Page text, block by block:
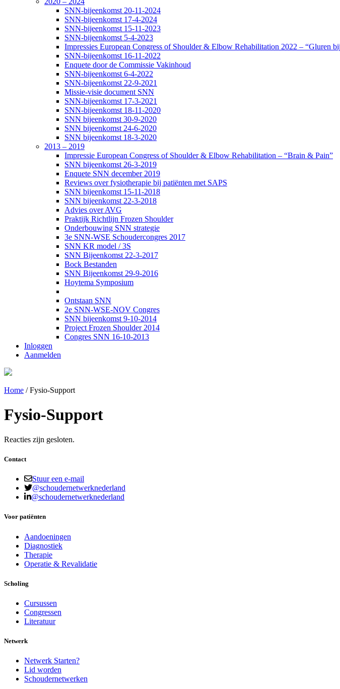
SNN-bijeenkomst 20-11-2024
SNN-bijeenkomst 17-4-2024
SNN-bijeenkomst 15-11-2023
SNN-bijeenkomst 5-4-2023
Impressies European Congress of Shoulder & Elbow Rehabilitation 2022 – “Gluren
SNN-bijeenkomst 16-11-2022
Enquete door de Commissie Vakinhoud
SNN-bijeenkomst 6-4-2022
SNN-bijeenkomst 22-9-2021
Missie-visie document SNN
SNN-bijeenkomst 17-3-2021
SNN-bijeenkomst 18-11-2020
SNN bijeenkomst 30-9-2020
SNN bijeenkomst 24-6-2020
SNN bijeenkomst 18-3-2020
2013 – 2019
Impressie European Congress of Shoulder & Elbow Rehabilitation – “Brain & Pain”
SNN bijeenkomst 26-3-2019
Enquete SNN december 2019
Reviews over fysiotherapie bij patiënten met SAPS
SNN bijeenkomst 15-11-2018
SNN bijeenkomst 22-3-2018
Advies over AVG
Praktijk Richtlijn Frozen Shoulder
Onderbouwing SNN strategie
3e SNN-WSE Schoudercongres 2017
SNN KR model / 3S
SNN Bijeenkomst 22-3-2017
Bock Bestanden
SNN Bijeenkomst 29-9-2016
Hoytema Symposium
Ontstaan SNN
2e SNN-WSE-NOV Congres
SNN bijeenkomst 9-10-2014
Project Frozen Shoulder 2014
Congres SNN 16-10-2013
Inloggen
Aanmelden
Home /Fysio-Support
Fysio-Support
Reacties zijn gesloten.
Contact
Stuur een e-mail
@schoudernetwerknederland
@schoudernetwerknederland
Voor patiënten
Aandoeningen
Diagnostiek
Therapie
Operatie & Revalidatie
Scholing
Cursussen
Congressen
Literatuur
Netwerk
Netwerk Starten?
Lid worden
Schoudernetwerken